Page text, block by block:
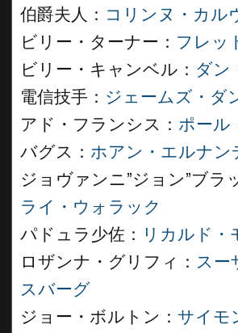
伯爵夫人： コリンヌ・カル
ビリー・ターナー： フレッ
ビリー・キャンベル： ダン
電信技手： ジェームズ・ダ
アド・フランシス： ポール
バグス： ホアン・エルナン
ジョヴァンニ”ジョン”ブラ
ライ・ウォラック
パドュラ少佐： リカルド・
ロザンナ・グリフィ： スー
スバーグ
ジョー・ボルトン： サイモ